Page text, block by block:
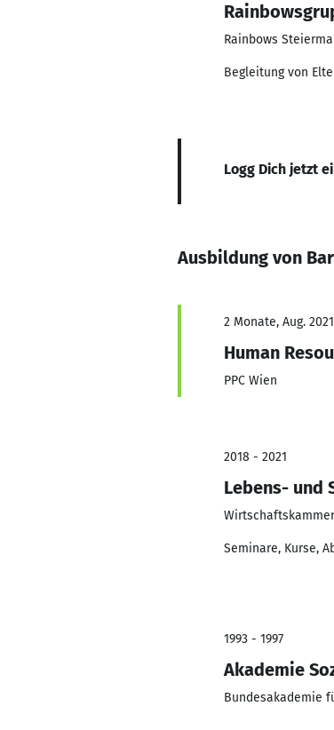
Rainbows
Begleitung von
Logg Dich jetzt
Ausbildung von
2 Monate, Aug.
Human
PPC Wien
2018 - 2021
Lebens- und
Seminare, Kurse,
1993 - 1997
Akademie
Bundesakademie